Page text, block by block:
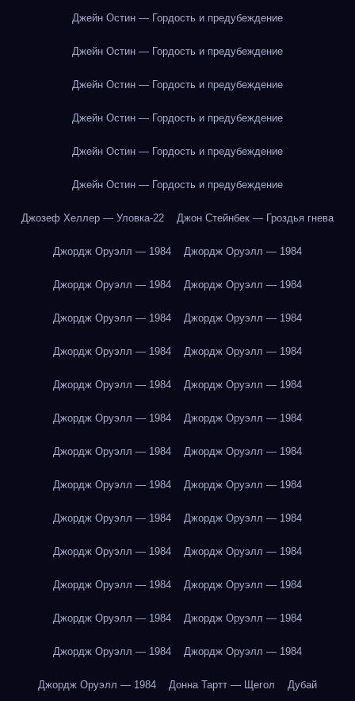
Джейн Остин — Гордость и предубеждение
Джейн Остин — Гордость и предубеждение
Джейн Остин — Гордость и предубеждение
Джейн Остин — Гордость и предубеждение
Джейн Остин — Гордость и предубеждение
Джейн Остин — Гордость и предубеждение
Джозеф Хеллер — Уловка-22 Джон Стейнбек — Гроздья гнева
Джордж Оруэлл — 1984 Джордж Оруэлл — 1984
Джордж Оруэлл — 1984 Джордж Оруэлл — 1984
Джордж Оруэлл — 1984 Джордж Оруэлл — 1984
Джордж Оруэлл — 1984 Джордж Оруэлл — 1984
Джордж Оруэлл — 1984 Джордж Оруэлл — 1984
Джордж Оруэлл — 1984 Джордж Оруэлл — 1984
Джордж Оруэлл — 1984 Джордж Оруэлл — 1984
Джордж Оруэлл — 1984 Джордж Оруэлл — 1984
Джордж Оруэлл — 1984 Джордж Оруэлл — 1984
Джордж Оруэлл — 1984 Джордж Оруэлл — 1984
Джордж Оруэлл — 1984 Джордж Оруэлл — 1984
Джордж Оруэлл — 1984 Джордж Оруэлл — 1984
Джордж Оруэлл — 1984 Джордж Оруэлл — 1984
Джордж Оруэлл — 1984 Донна Тартт — Щегол Дубай